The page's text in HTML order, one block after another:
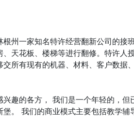
根州一家知名特许经营翻新公司的接
、天花板、楼梯等进行翻修。特许人
所有现有的机器、材料、客户数据
兴趣的各方， 我们是一个年轻的，但
堡。 我们的商业模式主要包括教学